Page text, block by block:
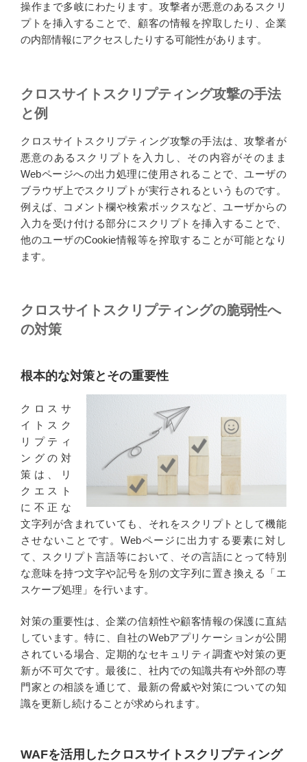
操作まで多岐にわたります。攻撃者が悪意のあるスクリ
プトを挿入することで、顧客の情報を搾取したり、企業
の内部情報にアクセスしたりする可能性があります。
クロスサイトスクリプティング攻撃の手法
と例
クロスサイトスクリプティング攻撃の手法は、攻撃者が
悪意のあるスクリプトを入力し、その内容がそのまま
Webページへの出力処理に使用されることで、ユーザの
ブラウザ上でスクリプトが実行されるというものです。
例えば、コメント欄や検索ボックスなど、ユーザからの
入力を受け付ける部分にスクリプトを挿入することで、
他のユーザのCookie情報等を搾取することが可能となり
ます。
クロスサイトスクリプティングの脆弱性へ
の対策
根本的な対策とその重要性
クロスサ
イトスク
リプティ
ングの対
策は、リ
クエスト
に不正な
文字列が含まれていても、それをスクリプトとして機能
させないことです。Webページに出力する要素に対し
て、スクリプト言語等において、その言語にとって特別
な意味を持つ文字や記号を別の文字列に置き換える「エ
スケープ処理」を行います。
対策の重要性は、企業の信頼性や顧客情報の保護に直結
しています。特に、自社のWebアプリケーションが公開
されている場合、定期的なセキュリティ調査や対策の更
新が不可欠です。最後に、社内での知識共有や外部の専
門家との相談を通じて、最新の脅威や対策についての知
識を更新し続けることが求められます。
WAFを活用したクロスサイトスクリプティング